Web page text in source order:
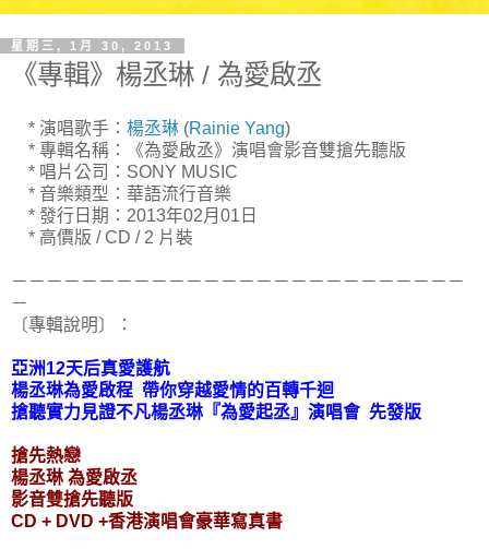
星期三, 1月 30, 2013
《專輯》楊丞琳 / 為愛啟丞
* 演唱歌手： 楊丞琳 (Rainie Yang)
* 專輯名稱：《為愛啟丞》演唱會影音雙搶先聽版
* 唱片公司：SONY MUSIC
* 音樂類型：華語流行音樂
* 發行日期：2013年02月01日
* 高價版 / CD / 2 片裝
－－－－－－－－－－－－－－－－－－－－－－－－－－
－
〔專輯說明〕：
亞洲12天后真愛護航
楊丞琳為愛啟程 帶你穿越愛情的百轉千迴
搶聽實力見證不凡楊丞琳『為愛起丞』演唱會 先發版
搶先熱戀
楊丞琳 為愛啟丞
影音雙搶先聽版
CD + DVD +香港演唱會豪華寫真書